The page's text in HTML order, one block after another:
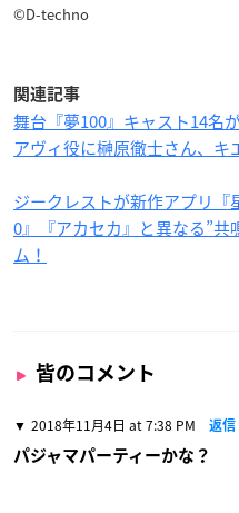
©D-techno
関連記事
舞台『夢100』キャスト14名
アヴィ役に榊原徹士さん、キ
ジークレストが新作アプリ『
0』『アカセカ』と異なる”共
ム！
皆のコメント
2018年11月4日 at 7:38 PM 返信
パジャマパーティーかな？